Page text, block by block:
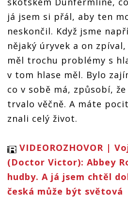
já jsem si přál, aby ten
neskončil. Když jsme
nějaký úryvek a on
měl trochu problémy s
v tom hlase měl. Bylo
co v sobě má, způsobí,
trvalo věčně. A máte
znali celý život.
VIDEOROZHOVOR |
(Doctor Victor): Abbey
hudby. A já jsem chtěl
česká může být světová